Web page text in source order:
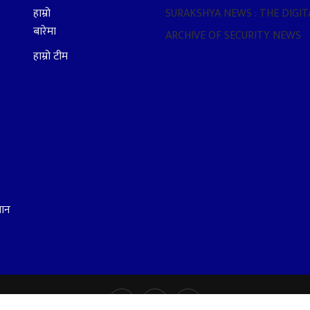
हाम्रो
बारेमा
हाम्रो टीम
SURAKSHYA NEWS : THE
ARCHIVE OF SECURITY NEWS